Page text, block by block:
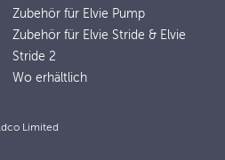
Zubehör für Elvie Pump
Zubehör für Elvie Stride & Elvie
Stride 2
Wo erhältlich
Limited